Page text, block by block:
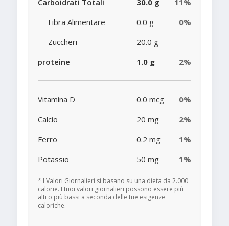
Carboidrati Totali 30.0 g
11%
Fibra Alimentare
0.0 g
0%
Zuccheri
20.0 g
proteine
1.0 g 2%
Vitamina D 0.0 mcg
0%
Calcio
20 mg
2%
Ferro
0.2 mg
1%
Potassio
50 mg 1%
* I Valori Giornalieri si basano su una dieta da 2.000
calorie. I tuoi valori giornalieri possono essere più
alti o più bassi a seconda delle tue esigenze
caloriche.